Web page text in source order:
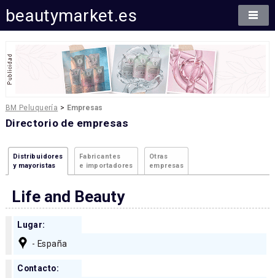
beautymarket.es
BM Peluquería > Empresas
Directorio de empresas
Distribuidores
y mayoristas
Fabricantes
e importadores
Otras
empresas
Life and Beauty
Lugar:
- España
Contacto: